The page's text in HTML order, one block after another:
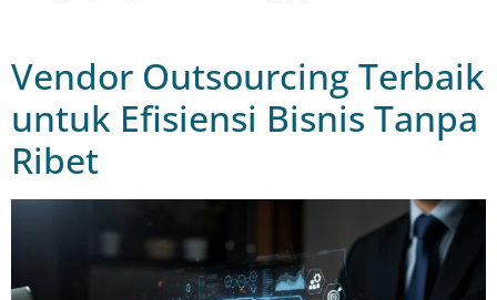
Vendor Outsourcing Terbaik
untuk Efisiensi Bisnis Tanpa
Ribet